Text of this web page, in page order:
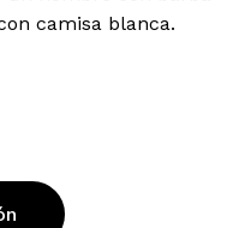
camisa blanca.